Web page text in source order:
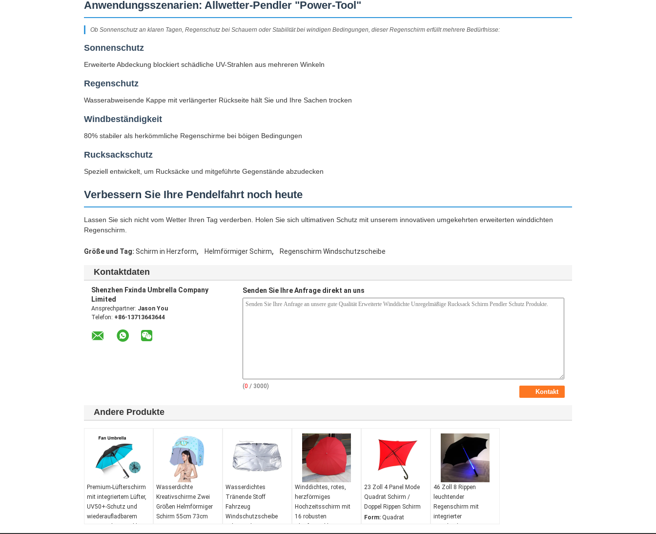
Anwendungsszenarien: Allwetter-Pendler "Power-Tool"
Ob Sonnenschutz an klaren Tagen, Regenschutz bei Schauern oder Stabilität bei windigen Bedingungen, dieser Regenschirm erfüllt mehrere Bedürfnisse:
Sonnenschutz
Erweiterte Abdeckung blockiert schädliche UV-Strahlen aus mehreren Winkeln
Regenschutz
Wasserabweisende Kappe mit verlängerter Rückseite hält Sie und Ihre Sachen trocken
Windbeständigkeit
80% stabiler als herkömmliche Regenschirme bei böigen Bedingungen
Rucksackschutz
Speziell entwickelt, um Rucksäcke und mitgeführte Gegenstände abzudecken
Verbessern Sie Ihre Pendelfahrt noch heute
Lassen Sie sich nicht vom Wetter Ihren Tag verderben. Holen Sie sich ultimativen Schutz mit unserem innovativen umgekehrten erweiterten winddichten
Regenschirm.
Größe und Tag: Schirm in Herzform, Helmförmiger Schirm, Regenschirm Windschutzscheibe
Kontaktdaten
Shenzhen Fxinda Umbrella Company
Limited
Ansprechpartner: Jason You
Telefon: +86-13713643644
Senden Sie Ihre Anfrage direkt an uns
(0 / 3000)
Andere Produkte
Premium-Lüfterschirm
mit integriertem Lüfter,
UV50+-Schutz und
wiederaufladbarem
Wasserdichte
Kreativschirme Zwei
Größen Helmförmiger
Schirm 55cm 73cm
Wasserdichtes
Tränende Stoff
Fahrzeug
Windschutzscheibe
Winddichtes, rotes,
herzförmiges
Hochzeitsschirm mit
16 robusten
23 Zoll 4 Panel Mode
Quadrat Schirm /
Doppel Rippen Schirm
Form: Quadrat
46 Zoll 8 Rippen
leuchtender
Regenschirm mit
integrierter